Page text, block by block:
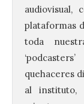
audiovisual,
plataformas
toda
quehaceres
al